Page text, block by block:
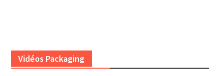
Vidéos Packaging